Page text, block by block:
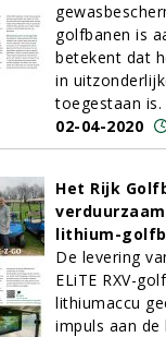
golfbanen is
betekent dat
in
toegestaan is.
02-04-2020
Het Rijk
lithium-
De levering
ELiTE RXV-
lithiumaccu
impuls aan